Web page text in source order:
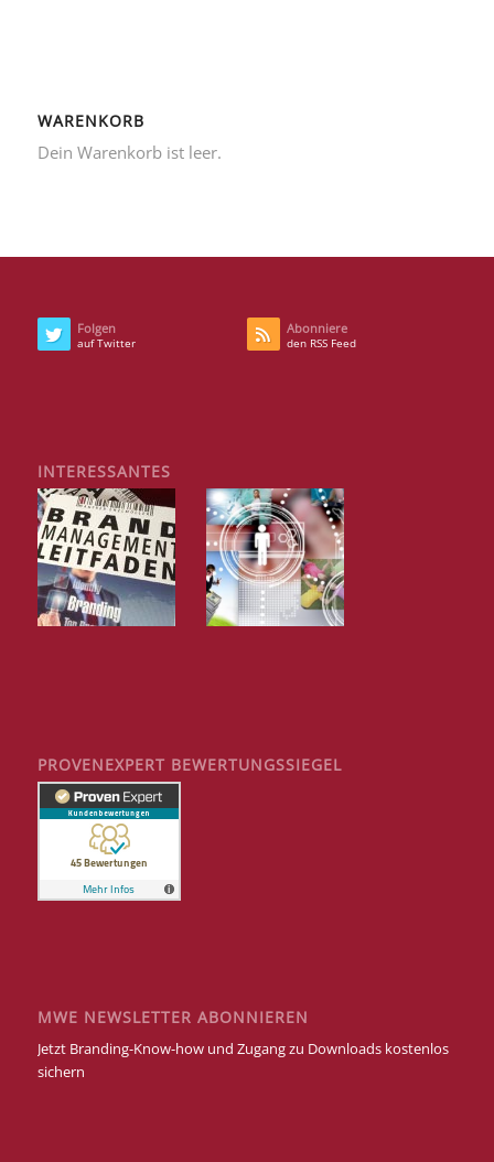
WARENKORB
Dein Warenkorb ist leer.
Folgen
auf Twitter
Abonniere
den RSS Feed
INTERESSANTES
PROVENEXPERT BEWERTUNGSSIEGEL
MWE NEWSLETTER ABONNIEREN
Jetzt Branding-Know-how und Zugang zu Downloads kostenlos
sichern